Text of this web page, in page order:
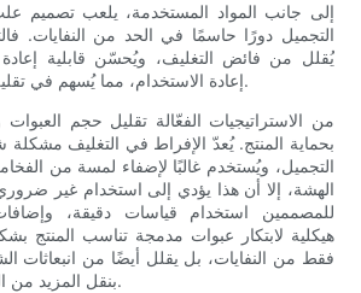
إلى جانب المواد المستخدمة، يلعب تصميم
التجميل دورًا حاسمًا في الحد من النفايات.
يُقلل من فائض التغليف، ويُحسّن قابلية
إعادة الاستخدام، مما يُسهم في تقليل الأثر البيئي الإجمالي.
من الاستراتيجيات الفعّالة تقليل حجم
بحماية المنتج. يُعدّ الإفراط في التغليف
التجميل، ويُستخدم غالبًا لإضفاء لمسة من
الهشة، إلا أن هذا يؤدي إلى استخدام غير
للمصممين استخدام قياسات دقيقة،
هيكلية لابتكار عبوات مدمجة تناسب المنتج
فقط من النفايات، بل يقلل أيضًا من انبعاثات
بنقل المزيد من المنتجات في كل شحنة.